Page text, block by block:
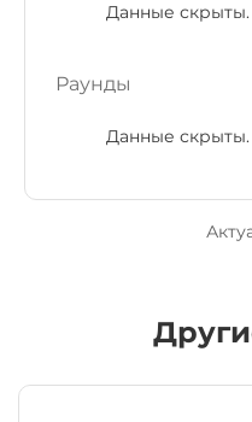
Данные скрыты.
Раунды
Данные скрыты.